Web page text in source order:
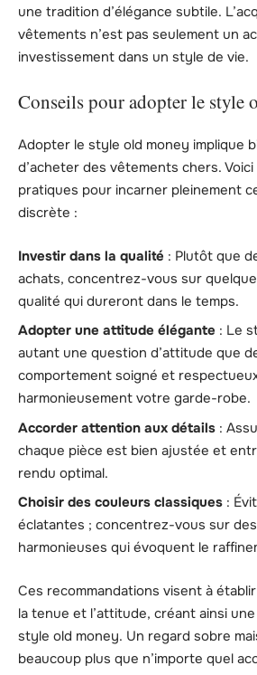
une tradition d’élégance subtile.
vêtements n’est pas seulement un
investissement dans un style de vie.
Conseils pour adopter le style
Adopter le style old money implique
d’acheter des vêtements chers.
pratiques pour incarner pleinement
discrète :
Investir dans la qualité : Plutôt que
achats, concentrez-vous sur
qualité qui dureront dans le temps.
Adopter une attitude élégante : Le
autant une question d’attitude que
comportement soigné et
harmonieusement votre garde-robe.
Accorder attention aux détails :
chaque pièce est bien ajustée et
rendu optimal.
Choisir des couleurs classiques :
éclatantes ; concentrez-vous sur
harmonieuses qui évoquent le
Ces recommandations visent à
la tenue et l’attitude, créant ainsi
style old money. Un regard sobre
beaucoup plus que n’importe quel